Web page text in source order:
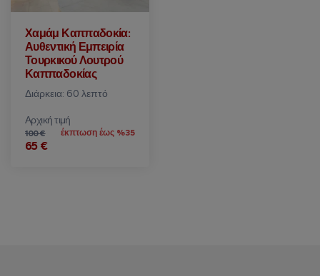
Χαμάμ Καππαδοκία:
Αυθεντική Εμπειρία
Τουρκικού Λουτρού
Καππαδοκίας
Διάρκεια: 60 λεπτό
Αρχική τιμή
100 €
65 €
έκπτωση έως %35